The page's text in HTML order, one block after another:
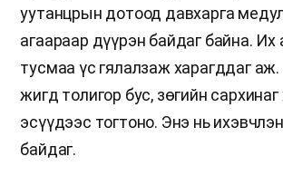
уутанцрын дотоод давхарга
агаараар дүүрэн байдаг байна. Их
тусмаа үс гялалзаж харагддаг
жигд толигор бус, зөгийн
эсүүдээс тогтоно. Энэ нь
байдаг.